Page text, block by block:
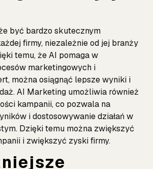
być bardzo skutecznym
firmy, niezależnie od jej branży
temu, że AI pomaga w
marketingowych i
można osiągnąć lepsze wyniki i
AI Marketing umożliwia również
kampanii, co pozwala na
i dostosowywanie działań w
Dzięki temu można zwiększyć
i zwiększyć zyski firmy.